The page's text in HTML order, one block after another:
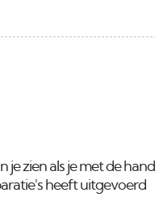
zien als je met de hand
heeft uitgevoerd